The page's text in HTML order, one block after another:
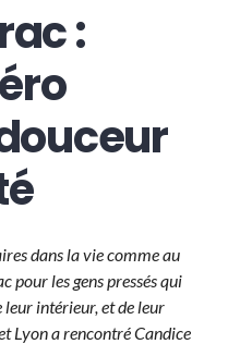
:
dans la vie comme au
pour les gens pressés qui
leur intérieur, et de leur
Lyon a rencontré Candice